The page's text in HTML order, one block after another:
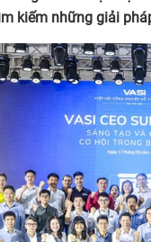
kiếm những giải